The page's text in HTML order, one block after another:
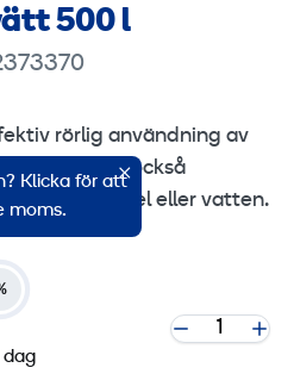
500 l
rörlig användning av
Kan också
tillgång till el eller vatten.
Klicka för att
moms.